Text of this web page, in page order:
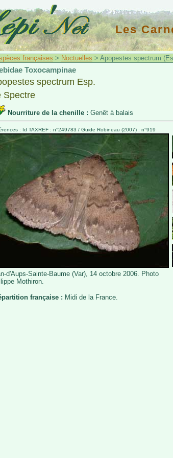
Les
françaises > Noctuelles > Apopestes spectrum
Toxocampinae
spectrum Esp.
Spectre
Nourriture de la chenille : Genêt à balais
: Id TAXREF : n°249783 / Guide Robineau (2007) : n°919
d'Aups-Sainte-Baume (Var), 14 octobre 2006. Photo
Mothiron.
française : Midi de la France.